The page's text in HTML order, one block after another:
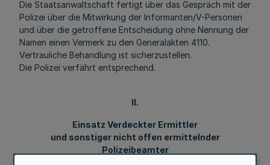
Die Staatsanwaltschaft fertigt über das Gespräch mit der
Polizei über die Mitwirkung der Informanten/V-Personen
und über die getroffene Entscheidung ohne Nennung der
Namen einen Vermerk zu den Generalakten 4110.
Vertrauliche Behandlung ist sicherzustellen.
Die Polizei verfährt entsprechend.
II.
Einsatz Verdeckter Ermittler
und sonstiger nicht offen ermittelnder
Polizeibeamter